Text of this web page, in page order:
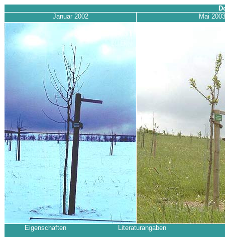
Januar 2002
Mai 2003
Eigenschaften Literaturangaben